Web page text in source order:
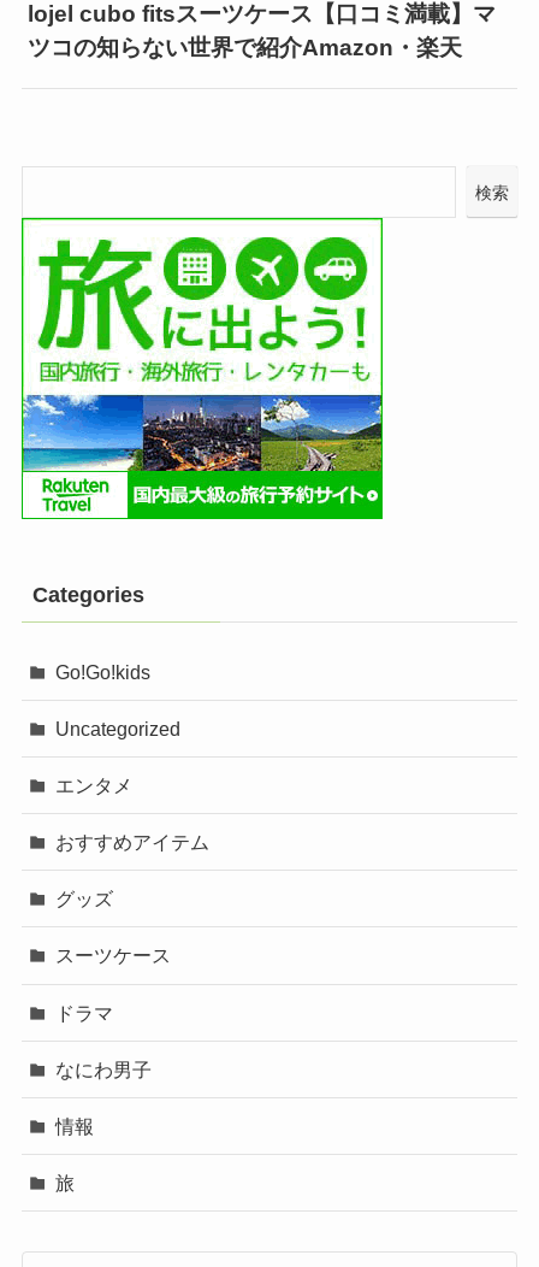
lojel cubo fitsスーツケース【口コミ満載】マ
ツコの知らない世界で紹介Amazon・楽天
検索
Categories
Go!Go!kids
Uncategorized
エンタメ
おすすめアイテム
グッズ
スーツケース
ドラマ
なにわ男子
情報
旅